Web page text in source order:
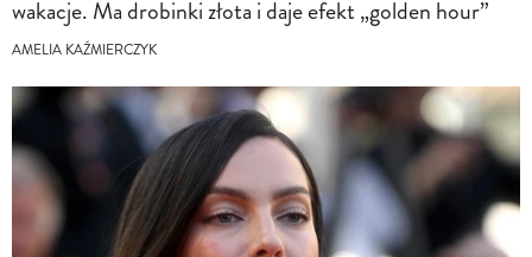
wakacje. Ma drobinki złota i daje efekt „golden hour”
AMELIA KAŹMIERCZYK